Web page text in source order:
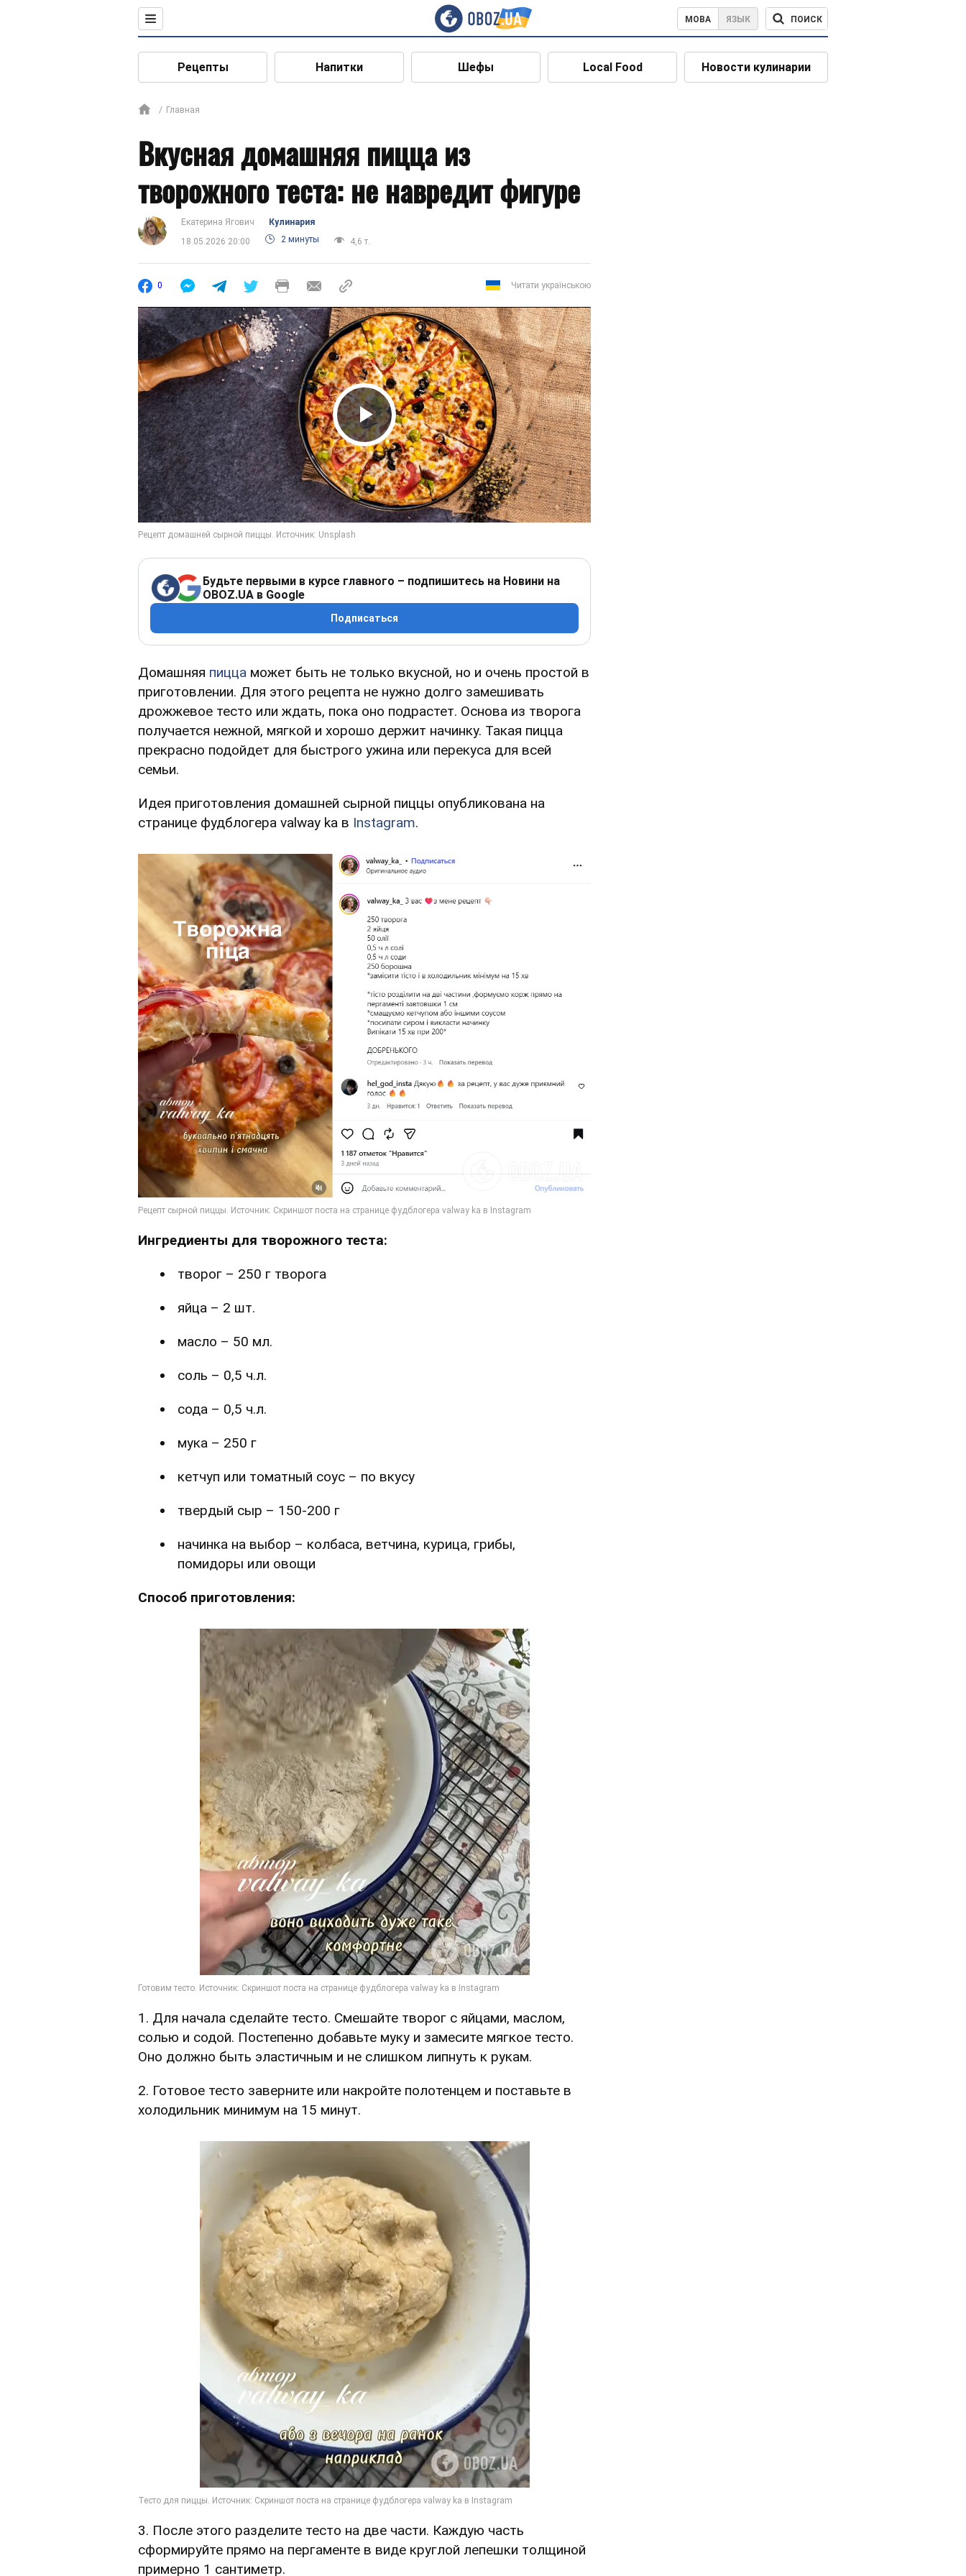
МОВА ЯЗЫК ПОИСК
Рецепты Напитки Шефы Local Food Новости кулинарии
Главная
Вкусная домашняя пицца из
творожного теста: не навредит фигуре
Екатерина Ягович
Кулинария
18.05.2026 20:00
2 минуты 4,6 т.
0 Читати українською
Play Video
Будьте первыми в курсе главного – подпишитесь на Новини на
OBOZ.UA в Google
Подписаться
Домашняя пицца может быть не только вкусной, но и очень простой в
приготовлении. Для этого рецепта не нужно долго замешивать
дрожжевое тесто или ждать, пока оно подрастет. Основа из творога
получается нежной, мягкой и хорошо держит начинку. Такая пицца
прекрасно подойдет для быстрого ужина или перекуса для всей
семьи.
Идея приготовления домашней сырной пиццы опубликована на
странице фудблогера valway ka в Instagram.
Ингредиенты для творожного теста:
творог – 250 г творога
яйца – 2 шт.
масло – 50 мл.
соль – 0,5 ч.л.
сода – 0,5 ч.л.
мука – 250 г
кетчуп или томатный соус – по вкусу
твердый сыр – 150-200 г
начинка на выбор – колбаса, ветчина, курица, грибы,
помидоры или овощи
Способ приготовления:
1. Для начала сделайте тесто. Смешайте творог с яйцами, маслом,
солью и содой. Постепенно добавьте муку и замесите мягкое тесто.
Оно должно быть эластичным и не слишком липнуть к рукам.
2. Готовое тесто заверните или накройте полотенцем и поставьте в
холодильник минимум на 15 минут.
3. После этого разделите тесто на две части. Каждую часть
сформируйте прямо на пергаменте в виде круглой лепешки толщиной
примерно 1 сантиметр.